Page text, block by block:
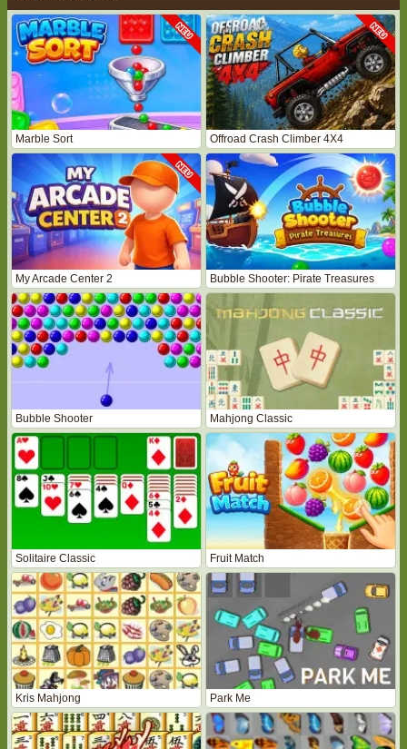
Marble Sort Offroad Crash Climber 4X4
My Arcade Center 2 Bubble Shooter: Pirate Treasures
Bubble Shooter Mahjong Classic
Solitaire Classic Fruit Match
Kris Mahjong Park Me